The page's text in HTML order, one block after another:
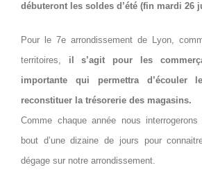
débuteront les soldes d’été (fin mardi 26
Pour le 7e arrondissement de Lyon,
territoires, il s’agit pour les
importante qui permettra d’écouler
reconstituer la trésorerie des magasins.
Comme chaque année nous
bout d’une dizaine de jours pour
dégage sur notre arrondissement.